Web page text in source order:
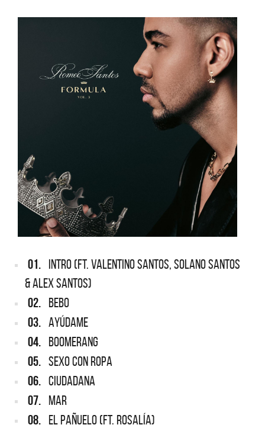
01. INTRO (FT. VALENTINO SANTOS, SOLANO SANTOS
& ALEX SANTOS)
02. BEBO
03. AYÚDAME
04. BOOMERANG
05. SEXO CON ROPA
06. CIUDADANA
07. MAR
08. EL PAÑUELO (FT. ROSALÍA)